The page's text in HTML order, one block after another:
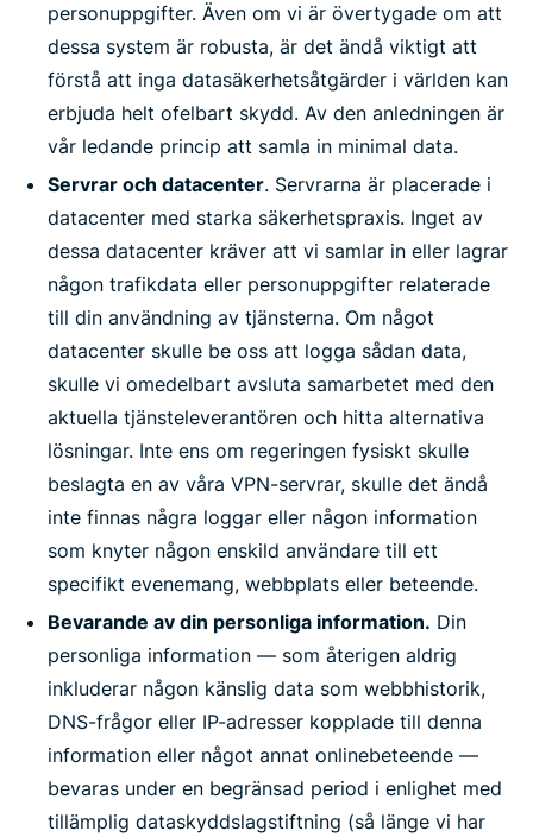
personuppgifter. Även om vi är övertygade om att
dessa system är robusta, är det ändå viktigt att
förstå att inga datasäkerhetsåtgärder i världen kan
erbjuda helt ofelbart skydd. Av den anledningen är
vår ledande princip att samla in minimal data.
Servrar och datacenter. Servrarna är placerade i
datacenter med starka säkerhetspraxis. Inget av
dessa datacenter kräver att vi samlar in eller lagrar
någon trafikdata eller personuppgifter relaterade
till din användning av tjänsterna. Om något
datacenter skulle be oss att logga sådan data,
skulle vi omedelbart avsluta samarbetet med den
aktuella tjänsteleverantören och hitta alternativa
lösningar. Inte ens om regeringen fysiskt skulle
beslagta en av våra VPN-servrar, skulle det ändå
inte finnas några loggar eller någon information
som knyter någon enskild användare till ett
specifikt evenemang, webbplats eller beteende.
Bevarande av din personliga information. Din
personliga information — som återigen aldrig
inkluderar någon känslig data som webbhistorik,
DNS-frågor eller IP-adresser kopplade till denna
information eller något annat onlinebeteende —
bevaras under en begränsad period i enlighet med
tillämplig dataskyddslagstiftning (så länge vi har